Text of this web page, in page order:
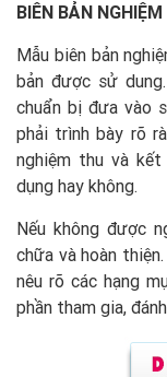
BIÊN BẢN NGHIỆM
Mẫu biên bản
bản được sử
chuẩn bị đưa vào
phải trình bày rõ
nghiệm thu và
dụng hay không.
Nếu không được
chữa và hoàn
nêu rõ các hạng
phần tham gia,